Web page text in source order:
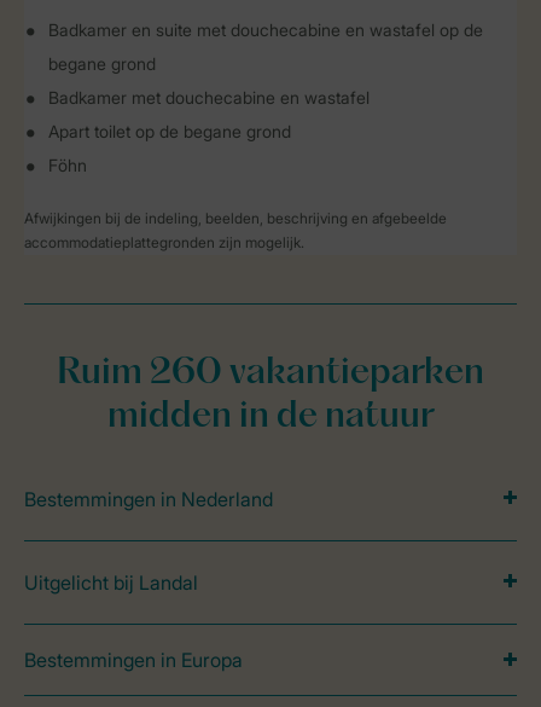
Badkamer en suite met douchecabine en wastafel op de
begane grond
Badkamer met douchecabine en wastafel
Apart toilet op de begane grond
Föhn
Afwijkingen bij de indeling, beelden, beschrijving en afgebeelde
accommodatieplattegronden zijn mogelijk.
Ruim 260 vakantieparken
midden in de natuur
Bestemmingen in Nederland
Uitgelicht bij Landal
Bestemmingen in Europa